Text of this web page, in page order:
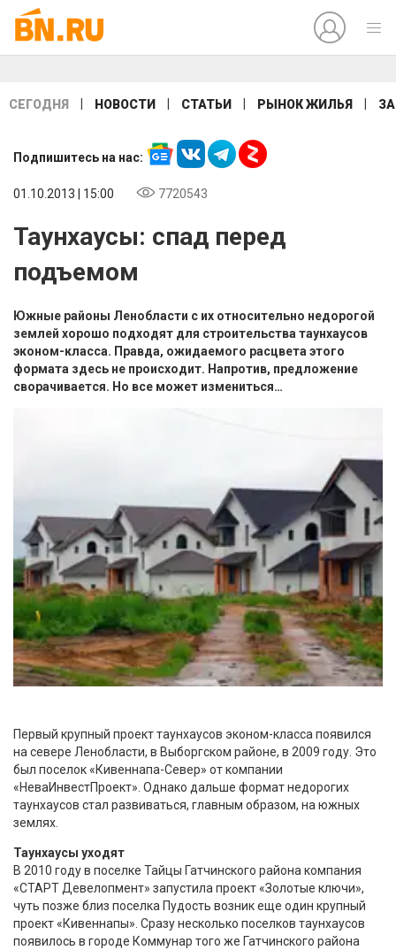
СЕГОДНЯ НОВОСТИ СТАТЬИ РЫНОК ЖИЛЬЯ
Подпишитесь на нас:
01.10.2013 | 15:00 7720543
Таунхаусы: спад перед
подъемом
Южные районы Ленобласти с их относительно недорогой
землей хорошо подходят для строительства таунхаусов
эконом-класса. Правда, ожидаемого расцвета этого
формата здесь не происходит. Напротив, предложение
сворачивается. Но все может измениться…
Первый крупный проект таунхаусов эконом-класса появился
на севере Ленобласти, в Выборгском районе, в 2009 году. Это
был поселок «Кивеннапа-Север» от компании
«НеваИнвестПроект». Однако дальше формат недорогих
таунхаусов стал развиваться, главным образом, на южных
землях.
Таунхаусы уходят
В 2010 году в поселке Тайцы Гатчинского района компания
«СТАРТ Девелопмент» запустила проект «Золотые ключи»,
чуть позже близ поселка Пудость возник еще один крупный
проект «Кивеннапы». Сразу несколько поселков таунхаусов
появилось в городе Коммунар того же Гатчинского района